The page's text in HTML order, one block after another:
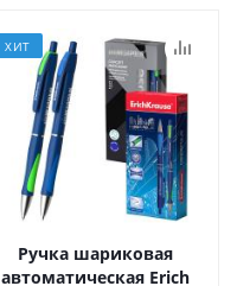
ХИТ
Ручка шариковая
автоматическая Erich